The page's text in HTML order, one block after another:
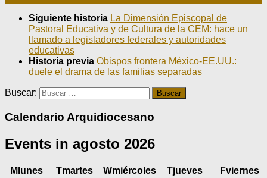
Siguiente historia La Dimensión Episcopal de
Pastoral Educativa y de Cultura de la CEM: hace un
llamado a legisladores federales y autoridades
educativas
Historia previa Obispos frontera México-EE.UU.:
duele el drama de las familias separadas
Buscar:
Calendario Arquidiocesano
Events in agosto 2026
M lunes Tmartes Wmiércoles Tjueves Fviernes